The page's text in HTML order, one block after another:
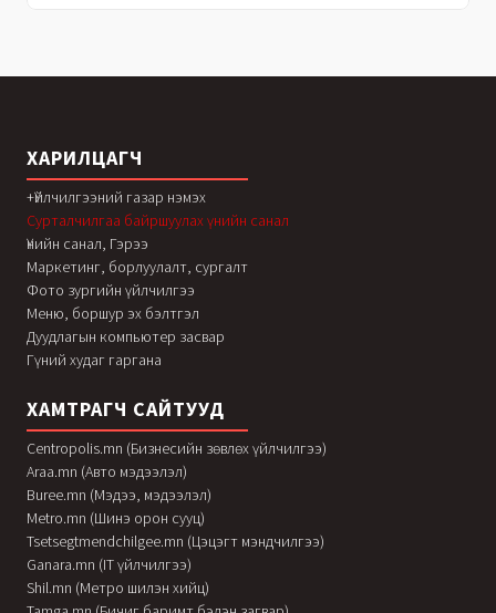
ХАРИЛЦАГЧ
+Үйлчилгээний газар нэмэх
Сурталчилгаа байршуулах үнийн санал
Үнийн санал, Гэрээ
Маркетинг, борлуулалт, сургалт
Фото зургийн үйлчилгээ
Меню, боршур эх бэлтгэл
Дуудлагын компьютер засвар
Гүний худаг гаргана
ХАМТРАГЧ САЙТУУД
Centropolis.mn (Бизнесийн зөвлөх үйлчилгээ)
Araa.mn (Авто мэдээлэл)
Buree.mn (Мэдээ, мэдээлэл)
Metro.mn (Шинэ орон сууц)
Tsetsegtmendchilgee.mn (Цэцэгт мэндчилгээ)
Ganara.mn (IT үйлчилгээ)
Shil.mn (Метро шилэн хийц)